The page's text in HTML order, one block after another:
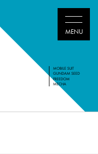
MOBILE SUIT
GUNDAM SEED
FREEDOM
MECHA